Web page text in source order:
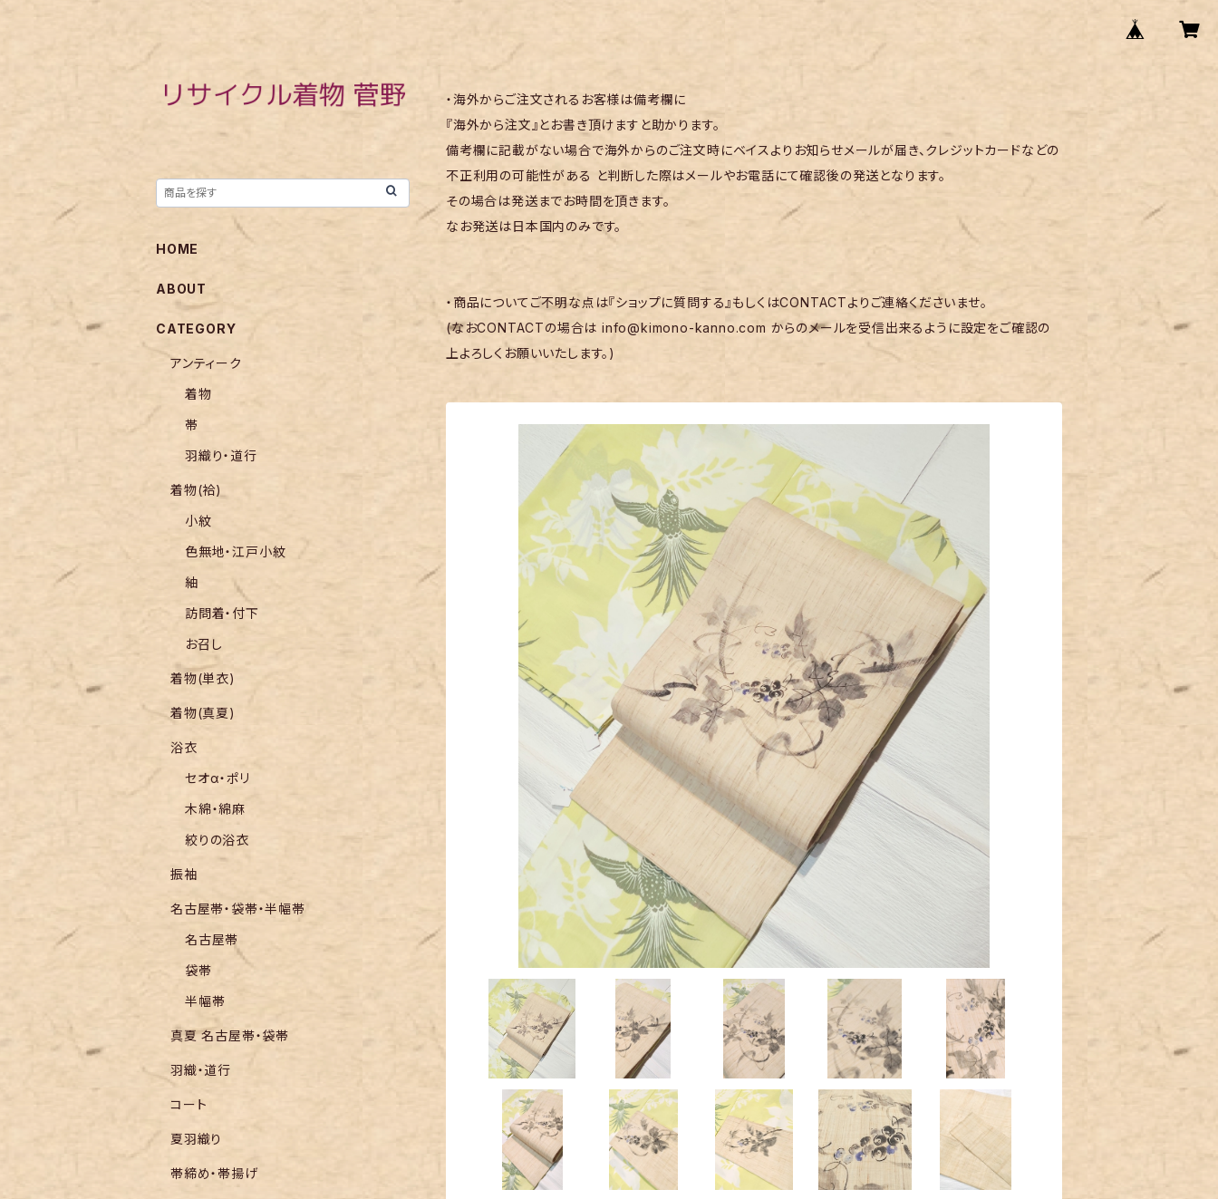
・海外からご注文されるお客様は備考欄に
『海外から注文』とお書き頂けますと助かります。
備考欄に記載がない場合で海外からのご注文時にベイスよりお知らせメールが届き、クレジットカードなどの
不正利用の可能性がある と判断した際はメールやお電話にて確認後の発送となります。
その場合は発送までお時間を頂きます。
なお発送は日本国内のみです。
・商品についてご不明な点は『ショップに質問する』もしくはCONTACTよりご連絡くださいませ。
(なおCONTACTの場合はinfo@kimono-kanno.com からのメールを受信出来るように設定をご確認の
上よろしくお願いいたします。)
HOME
ABOUT
CATEGORY
アンティーク
着物
帯
羽織り・道行
着物(袷)
小紋
色無地・江戸小紋
紬
訪問着・付下
お召し
着物(単衣)
着物(真夏)
浴衣
セオα・ポリ
木綿・綿麻
絞りの浴衣
振袖
名古屋帯・袋帯・半幅帯
名古屋帯
袋帯
半幅帯
真夏 名古屋帯・袋帯
羽織・道行
コート
夏羽織り
帯締め・帯揚げ